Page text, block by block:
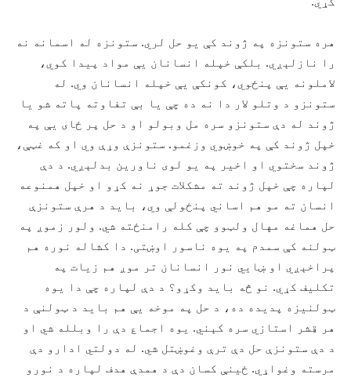
هره ستونزه په ژوند کې یو حل لري. ستونزه له اسمانه نه
را نازلېږي. بلکې خپله انسانان يې مواد پيدا کوي،
لاملونه يې پنځوي، کونکې يې خپله انسانان وي. له
ستونزو د وتلو لار دا نه ده چې یا بې تفاوته پاته شو یا
ژوند له دې ستونزو سره مل وبولو او د حل پر ځای يې په
خپل ژوند کې په خوښوي وزغمو. ستونزې وړې وي او که غټې،
ژوند سختوي او اخیر په یو لوی ناورین بدلېږي. د دې
لپاره چې خپل ژوند ته مشکلات جوړ نه کړو او خپل همنوعه
انسان ته مو هم اساني پنځولې وي، بايد د هرې ستونزې
حل هماغه مهال ولټوو چې کله رامنځته شي. ولور زموږ په
ټولنه کې سمدم په یوه ناسور اوښتی. دا کشاله نوره هم
پراخېږي او ښايي نور انسانان تر موږ هم زیات په
تکلیف کړي. نو څه باید وکړو؟ د دې لپاره چې دا یوه
ټولنیزه پديده ده، د حل په موخه يې هم باید د ټولنې د
هر قِشر استازي سره کېني. یوه اجماع دې را وبلله شي او
د دې ستونزې حل دې ترې وغوښتل شي. له دولتي ادارو دې
مرسته وغواړي. ځينې کسان دې د همدې هدف لپاره د نورو